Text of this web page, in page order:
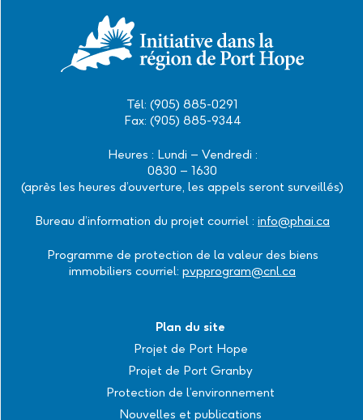
Tél: (905) 885-0291
Fax: (905) 885-9344
Heures : Lundi – Vendredi :
0830 – 1630
(après les heures d’ouverture, les appels seront surveillés)
Bureau d’information du projet courriel : info@phai.ca
Programme de protection de la valeur des biens
immobiliers courriel: pvpprogram@cnl.ca
Plan du site
Projet de Port Hope
Projet de Port Granby
Protection de l’environnement
Nouvelles et publications